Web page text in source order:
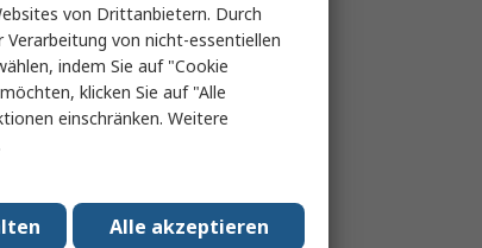
von Drittanbietern. Durch
Verarbeitung von nicht-essentiellen
indem Sie auf "Cookie
klicken Sie auf "Alle
einschränken. Weitere
Alle akzeptieren